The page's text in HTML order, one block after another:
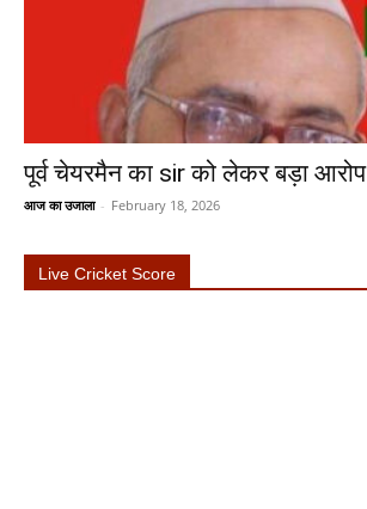
पूर्व चेयरमैन का sir को लेकर बड़ा आरोप
आज का उजाला - February 18, 2026
Live Cricket Score